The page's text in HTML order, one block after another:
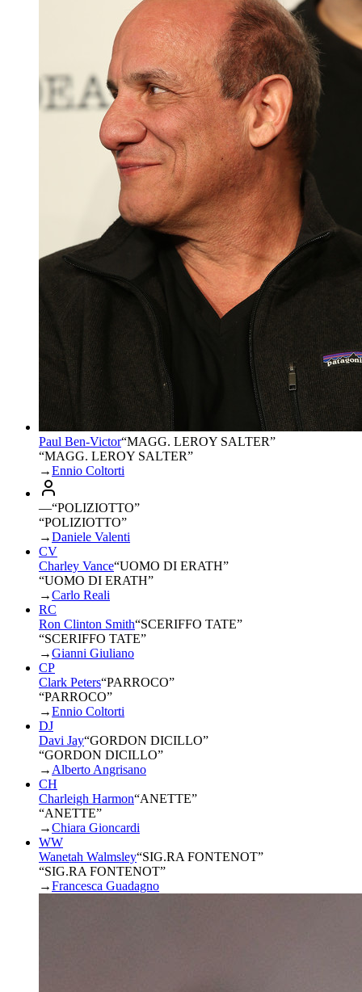
Paul Ben-Victor“MAGG. LEROY SALTER”
“MAGG. LEROY SALTER”
→Ennio Coltorti
—“POLIZIOTTO”
“POLIZIOTTO”
→Daniele Valenti
CV
Charley Vance“UOMO DI ERATH”
“UOMO DI ERATH”
→Carlo Reali
RC
Ron Clinton Smith“SCERIFFO TATE”
“SCERIFFO TATE”
→Gianni Giuliano
CP
Clark Peters“PARROCO”
“PARROCO”
→Ennio Coltorti
DJ
Davi Jay“GORDON DICILLO”
“GORDON DICILLO”
→ Alberto Angrisano
CH
Charleigh Harmon“ANETTE”
“ANETTE”
→Chiara Gioncardi
WW
Wanetah Walmsley“SIG.RA FONTENOT”
“SIG.RA FONTENOT”
→Francesca Guadagno